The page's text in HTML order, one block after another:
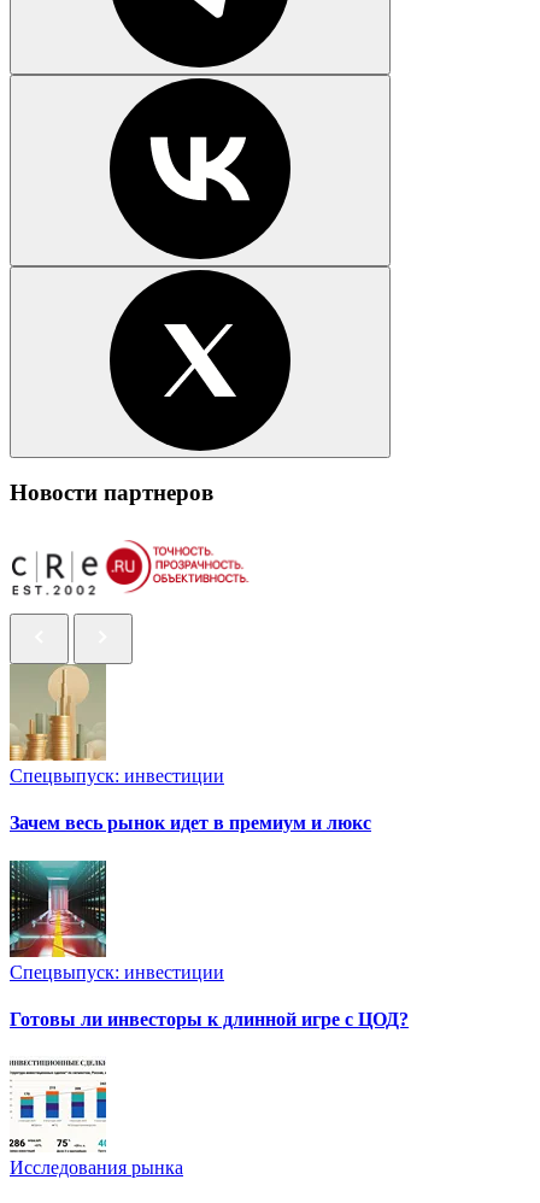
Новости партнеров
Спецвыпуск: инвестиции
Зачем весь рынок идет в премиум и люкс
Спецвыпуск: инвестиции
Готовы ли инвесторы к длинной игре с ЦОД?
Исследования рынка